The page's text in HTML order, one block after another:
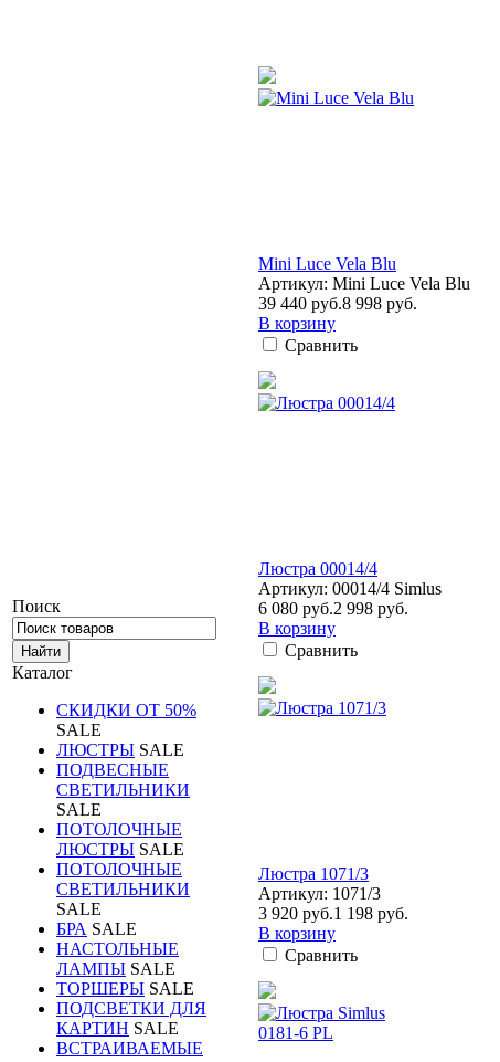
Поиск
Каталог
СКИДКИ ОТ 50%
SALE
ЛЮСТРЫ SALE
ПОДВЕСНЫЕ
СВЕТИЛЬНИКИ
SALE
ПОТОЛОЧНЫЕ
ЛЮСТРЫ SALE
ПОТОЛОЧНЫЕ
СВЕТИЛЬНИКИ
SALE
БРА SALE
НАСТОЛЬНЫЕ
ЛАМПЫ SALE
ТОРШЕРЫ SALE
ПОДСВЕТКИ ДЛЯ
КАРТИН SALE
ВСТРАИВАЕМЫЕ
Mini Luce Vela Blu
Артикул: Mini Luce Vela Blu
39 440 руб.8 998 руб.
В корзину
Сравнить
Люстра 00014/4
Артикул: 00014/4 Simlus
6 080 руб.2 998 руб.
В корзину
Сравнить
Люстра 1071/3
Артикул: 1071/3
3 920 руб.1 198 руб.
В корзину
Сравнить